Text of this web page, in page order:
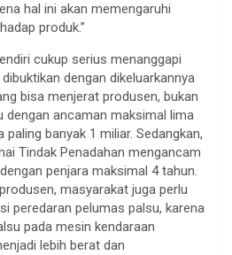
hal ini akan memengaruhi
produk.”
cukup serius menanggapi
dengan dikeluarkannya
bisa menjerat produsen, bukan
dengan ancaman maksimal lima
banyak 1 miliar. Sedangkan,
Tindak Penadahan mengancam
penjara maksimal 4 tahun.
masyarakat juga perlu
peredaran pelumas palsu, karena
pada mesin kendaraan
lebih berat dan